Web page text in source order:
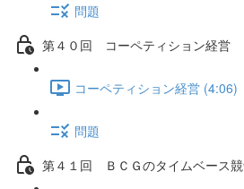
問題
第４０回 コーペティション経営
コーペティション経営 (4:06)
問題
第４１回 ＢＣＧのタイムベース